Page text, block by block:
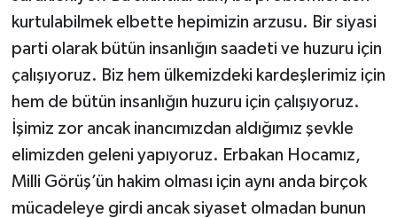
kurtulabilmek elbette hepimizin arzusu. Bir siyasi
parti olarak bütün insanlığın saadeti ve huzuru için
çalışıyoruz. Biz hem ülkemizdeki kardeşlerimiz için
hem de bütün insanlığın huzuru için çalışıyoruz.
İşimiz zor ancak inancımızdan aldığımız şevkle
elimizden geleni yapıyoruz. Erbakan Hocamız,
Milli Görüş’ün hakim olması için aynı anda birçok
mücadeleye girdi ancak siyaset olmadan bunun